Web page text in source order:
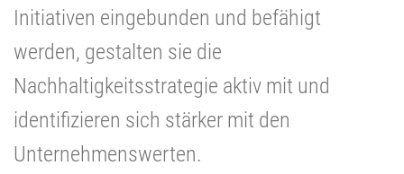
Initiativen eingebunden und befähigt
werden, gestalten sie die
Nachhaltigkeitsstrategie aktiv mit und
identifizieren sich stärker mit den
Unternehmenswerten.